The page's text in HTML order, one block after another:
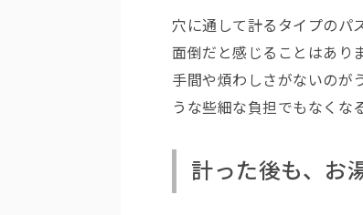
穴に通して計るタイプのパ
面倒だと感じることはあり
手間や煩わしさがないのが
うな些細な負担でもなくな
計った後も、お